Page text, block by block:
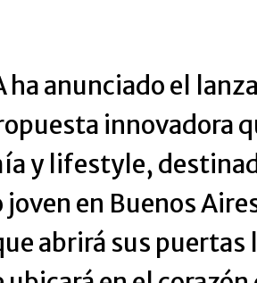
ha anunciado el
innovadora
y lifestyle,
en Buenos
abrirá sus puertas